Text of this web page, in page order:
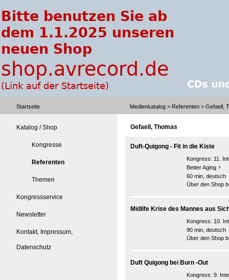
Startseite Medienkatalog > Referenten > Gefaell,
Katalog / Shop
Kongresse
Referenten
Themen
Kongressservice
Newsletter
Kontakt, Impressum,
Datenschutz
Gefaell, Thomas
Duft-Quigong - Fit in die Kiste
Kongress: 11.
Better Aging
60 min, deutsch
Über den Shop
Midlife Krise des Mannes aus
Kongress: 10.
90 min, deutsch
Über den Shop
Duft Quigong bei Burn -Out
Kongress: 9.